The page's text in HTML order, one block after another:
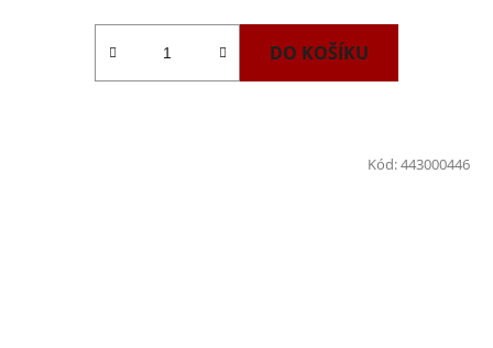
DO KOŠÍKU
Kód:443000446